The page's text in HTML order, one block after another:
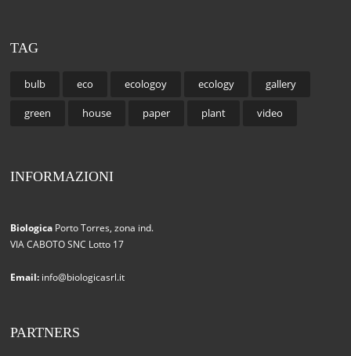
TAG
bulb eco ecologoy ecology gallery
green house paper plant video
INFORMAZIONI
Biologica Porto Torres, zona ind.
VIA CABOTO SNC Lotto 17
Email: info@biologicasrl.it
PARTNERS